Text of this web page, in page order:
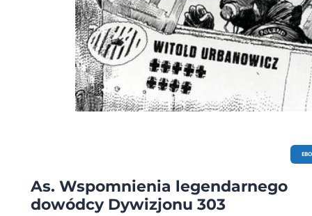
As. Wspomnienia legendarnego
dowódcy Dywizjonu 303